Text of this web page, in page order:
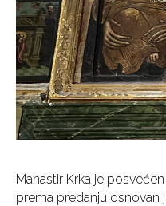
Manastir Krka je
prema predanju osnovan